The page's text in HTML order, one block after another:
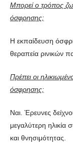
Μπορεί ο τρόπος
όσφρησης;
Η εκπαίδευση
θεραπεία ρινικών
Πρέπει οι
όσφρησης;
Ναι. Έρευνες
μεγαλύτερη ηλικία
και θνησιμότητας.